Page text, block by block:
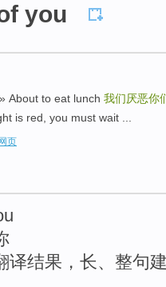
you
About to eat lunch 我们厌恶你
is red, you must wait ...
页
译结果，长、整句